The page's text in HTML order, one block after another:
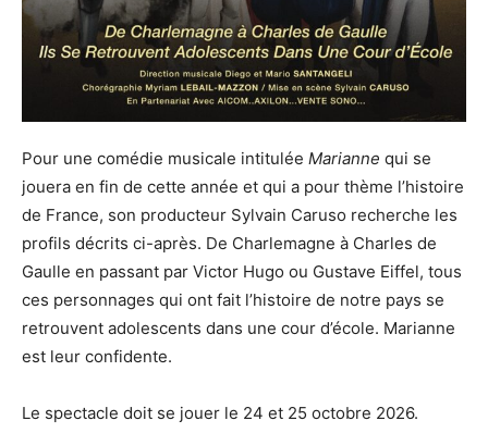
Pour une comédie musicale intitulée Marianne qui se
jouera en fin de cette année et qui a pour thème l’histoire
de France, son producteur Sylvain Caruso recherche les
profils décrits ci-après. De Charlemagne à Charles de
Gaulle en passant par Victor Hugo ou Gustave Eiffel, tous
ces personnages qui ont fait l’histoire de notre pays se
retrouvent adolescents dans une cour d’école. Marianne
est leur confidente.
Le spectacle doit se jouer le 24 et 25 octobre 2026.